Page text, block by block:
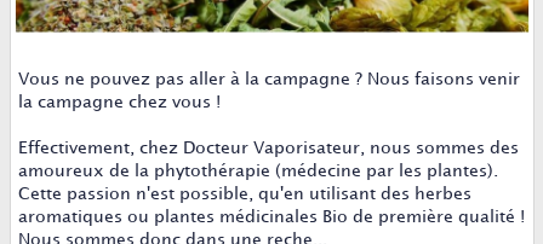
Vous ne pouvez pas aller à la campagne ? Nous faisons venir
la campagne chez vous !
Effectivement, chez Docteur Vaporisateur, nous sommes des
amoureux de la phytothérapie (médecine par les plantes).
Cette passion n'est possible, qu'en utilisant des herbes
aromatiques ou plantes médicinales Bio de première qualité !
Nous sommes donc dans une reche...